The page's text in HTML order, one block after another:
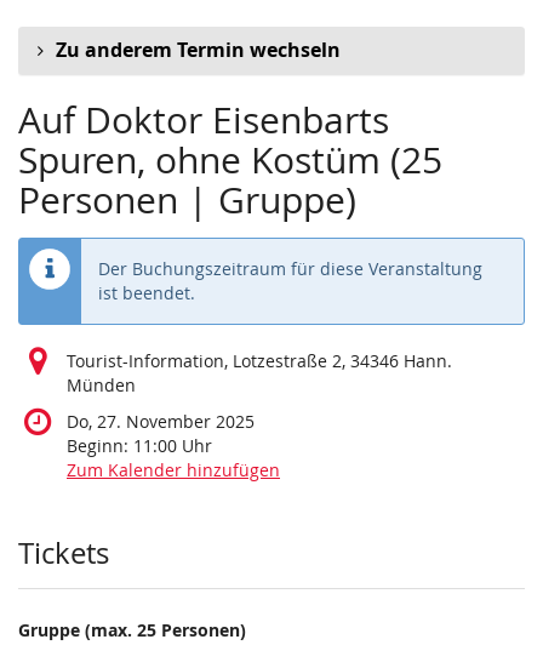
Zu anderem Termin wechseln
Auf Doktor Eisenbarts
Spuren, ohne Kostüm (25
Personen | Gruppe)
Der Buchungszeitraum für diese Veranstaltung
ist beendet.
Tourist-Information, Lotzestraße 2, 34346 Hann.
Münden
Do, 27. November 2025
Beginn: 11:00 Uhr
Zum Kalender hinzufügen
Produkte
Tickets
Gruppe (max. 25 Personen)